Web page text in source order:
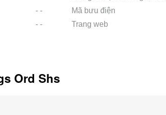
- - Mã bưu điện
- - Trang web
Ord Shs